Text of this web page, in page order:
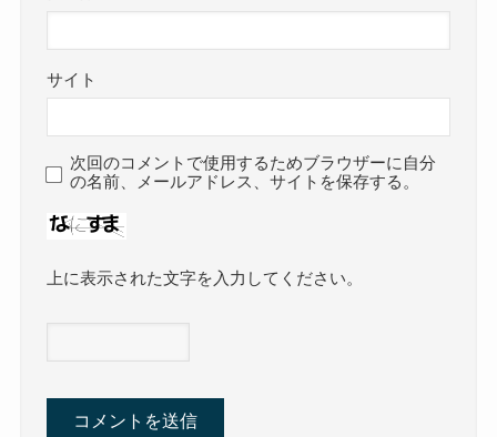
サイト
次回のコメントで使用するためブラウザーに自分
の名前、メールアドレス、サイトを保存する。
上に表示された文字を入力してください。